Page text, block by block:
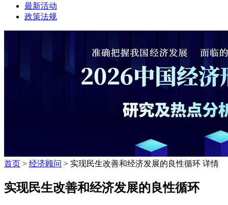
最新活动
政策法规
首页 > 经济顾问 > 实现民生改善和经济发展的良性循环 详情
实现民生改善和经济发展的良性循环